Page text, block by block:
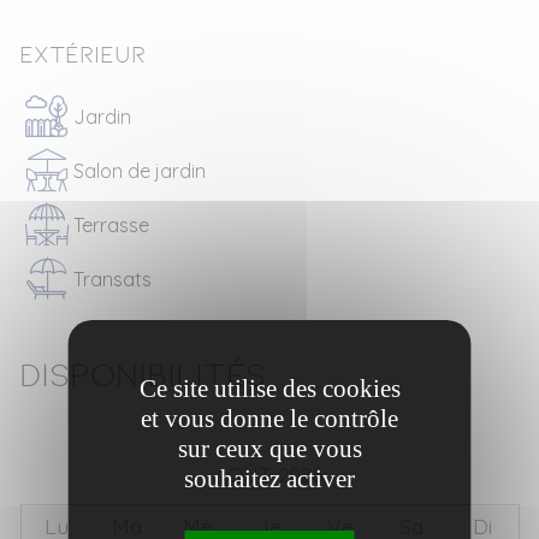
Extérieur
Jardin
Salon de jardin
Terrasse
Transats
Disponibilités
AOÛT 2026
Lu Me Je Ve
Di
Ce site utilise des cookies
et vous donne le contrôle
sur ceux que vous
souhaitez activer